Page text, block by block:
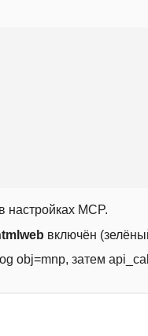
в настройках MCP.
включён
obj=mnp, затем